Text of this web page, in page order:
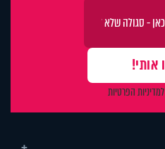
למדיניות הפרטיות